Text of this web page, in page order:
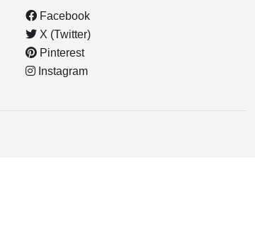
Facebook
X (Twitter)
Pinterest
Instagram